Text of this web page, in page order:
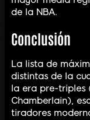
de la NBA.
Conclusión
La lista de
distintas de la
la era pre-triples
Chamberlain),
tiradores